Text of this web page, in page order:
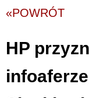
«POWRÓT
HP